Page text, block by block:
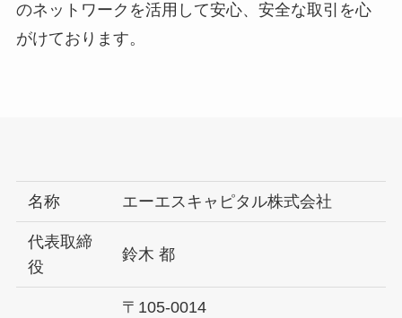
のネットワークを活用して安心、安全な取引を心
がけております。
名称 エーエスキャピタル株式会社
代表取締
役
鈴木 都
〒105-0014